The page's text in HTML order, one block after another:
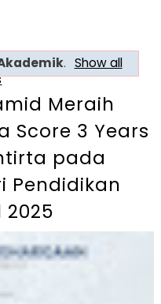
. Show all
Meraih
Score 3 Years
pada
Pendidikan
2025